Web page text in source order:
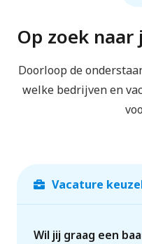
Op zoek
Doorloop de
welke bedrijven en
Vacature
Wil jij graag een